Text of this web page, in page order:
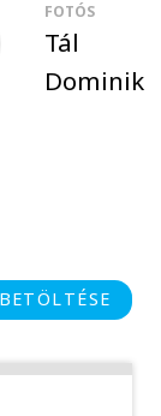
FOTÓS
Tál
Dominik